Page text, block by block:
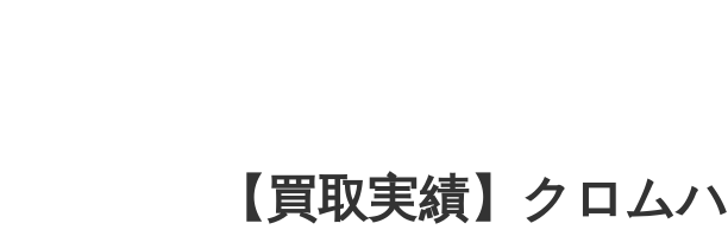
【買取実績】クロム